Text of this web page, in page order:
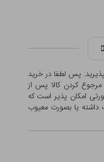
پس لطفا در خرید
کردن کالا پس از
امکان پذیر است که
داشته یا بصورت معيوب